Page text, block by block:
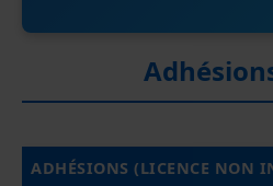
ADHÉSIONS (LICENCE NON